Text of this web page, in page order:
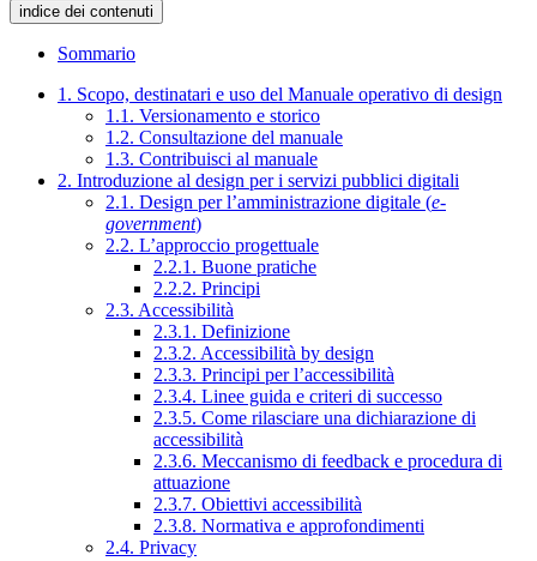
indice dei contenuti
Sommario
1. Scopo, destinatari e uso del Manuale operativo di design
1.1. Versionamento e storico
1.2. Consultazione del manuale
1.3. Contribuisci al manuale
2. Introduzione al design per i servizi pubblici digitali
2.1. Design per l’amministrazione digitale (e-
government)
2.2. L’approccio progettuale
2.2.1. Buone pratiche
2.2.2. Principi
2.3. Accessibilità
2.3.1. Definizione
2.3.2. Accessibilità by design
2.3.3. Principi per l’accessibilità
2.3.4. Linee guida e criteri di successo
2.3.5. Come rilasciare una dichiarazione di
accessibilità
2.3.6. Meccanismo di feedback e procedura di
attuazione
2.3.7. Obiettivi accessibilità
2.3.8. Normativa e approfondimenti
2.4. Privacy